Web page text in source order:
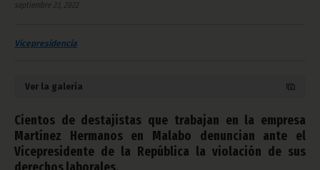
septiembre 23, 2022
Vicepresidencia
Ver la galería
Cientos de destajistas que trabajan en la empresa
Martínez Hermanos en Malabo denuncian ante el
Vicepresidente de la República la violación de sus